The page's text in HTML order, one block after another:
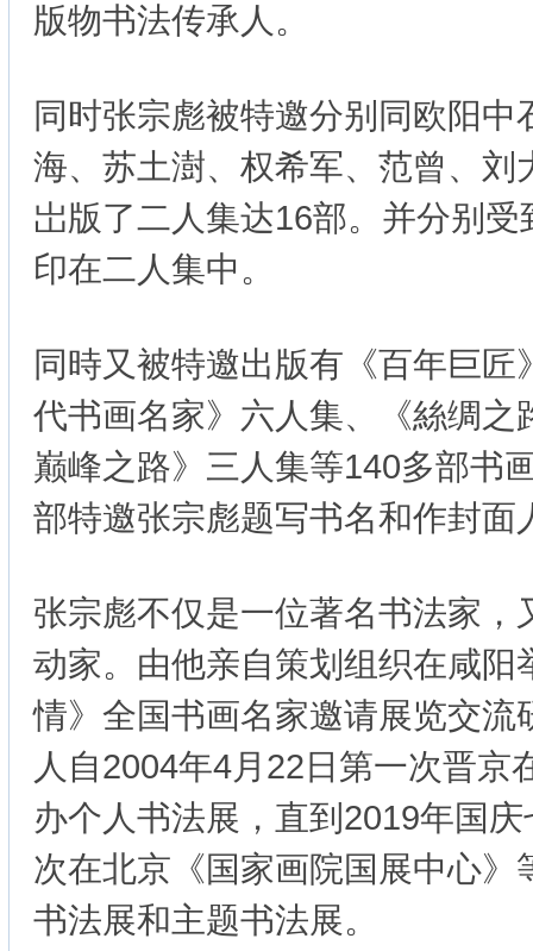
版物书法传承人。
同时张宗彪被特邀分别同欧阳中
海、苏土澍、权希军、范曾、刘
岀版了二人集达16部。并分别
印在二人集中。
同時又被特邀出版有《百年巨匠
代书画名家》六人集、《絲绸之
巅峰之路》三人集等140多部书
部特邀张宗彪题写书名和作封面
张宗彪不仅是一位著名书法家，
动家。由他亲自策划组织在咸阳
情》全国书画名家邀请展览交流
人自2004年4月22日第一次晋京
办个人书法展，直到2019年国
次在北京《国家画院国展中心》
书法展和主题书法展。